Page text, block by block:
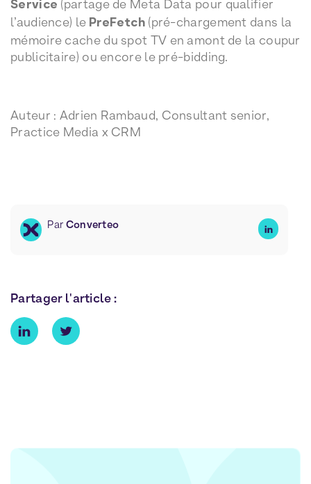
Service (partage de Meta Data pour qualifier
l’audience) le PreFetch(pré-chargement dans la
mémoire cache du spot TV en amont de la coupur
publicitaire) ou encore le pré-bidding.
Auteur : Adrien Rambaud, Consultant senior,
Practice Media x CRM
Par Converteo
Partager l'article :